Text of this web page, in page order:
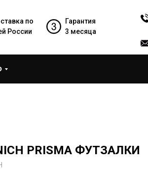
по
России
Гарантия
3 месяца
PRISMA ФУТЗАЛКИ